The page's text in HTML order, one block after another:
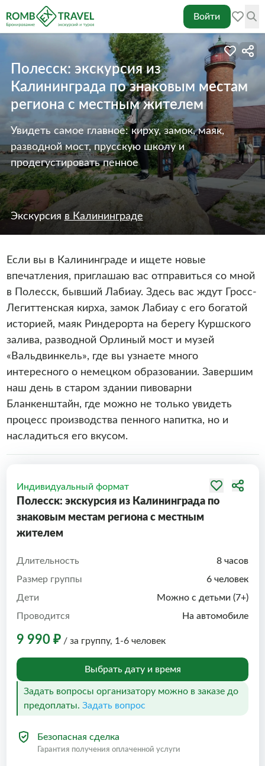
Войти
Полесск: экскурсия из
Калининграда по знаковым местам
региона с местным жителем
Увидеть самое главное: кирху, замок, маяк,
разводной мост, прусскую школу и
продегустировать пенное
Экскурсия в Калининграде
Если вы в Калининграде и ищете новые
впечатления, приглашаю вас отправиться со мной
в Полесск, бывший Лабиау. Здесь вас ждут Гросс-
Легиттенская кирха, замок Лабиау с его богатой
историей, маяк Риндерорта на берегу Куршского
залива, разводной Орлиный мост и музей
«Вальдвинкель», где вы узнаете много
интересного о немецком образовании. Завершим
наш день в старом здании пивоварни
Бланкенштайн, где можно не только увидеть
процесс производства пенного напитка, но и
насладиться его вкусом.
Индивидуальный формат
Полесск: экскурсия из Калининграда по
знаковым местам региона с местным
жителем
Длительность
8 часов
Размер группы
6 человек
Дети
Можно с детьми (7+)
Проводится
На автомобиле
9 990 ₽ / за группу, 1-6 человек
Выбрать дату и время
Задать вопросы организатору можно в заказе до
предоплаты. Задать вопрос
Безопасная сделка
Гарантия получения оплаченной услуги